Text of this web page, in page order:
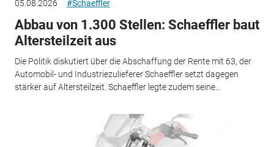
05.08.2026 #Schaeffler
Abbau von 1.300 Stellen: Schaeffler baut
Altersteilzeit aus
Die Politik diskutiert über die Abschaffung der Rente mit 63, der
Automobil- und Industriezulieferer Schaeffler setzt dagegen
stärker auf Altersteilzeit. Schaeffler legte zudem seine...